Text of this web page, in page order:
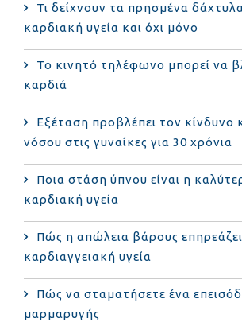
Τι δείχνουν τα πρησμένα
καρδιακή υγεία και όχι μόνο
Το κινητό τηλέφωνο μπορεί να
καρδιά
Eξέταση προβλέπει τον κίνδυνο
νόσου στις γυναίκες για 30 χρόνια
Ποια στάση ύπνου είναι η
καρδιακή υγεία
Πώς η απώλεια βάρους
καρδιαγγειακή υγεία
Πώς να σταματήσετε ένα
μαρμαρυγής